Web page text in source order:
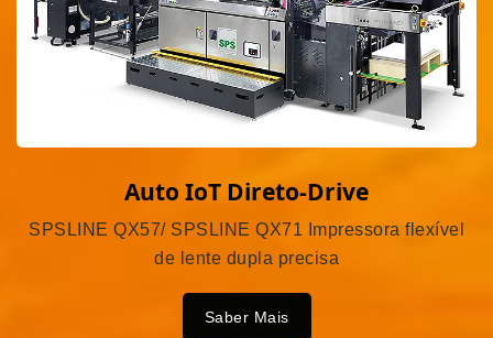
Auto IoT Direto-Drive
SPSLINE QX57/ SPSLINE QX71 Impressora flexível
de lente dupla precisa
Saber Mais